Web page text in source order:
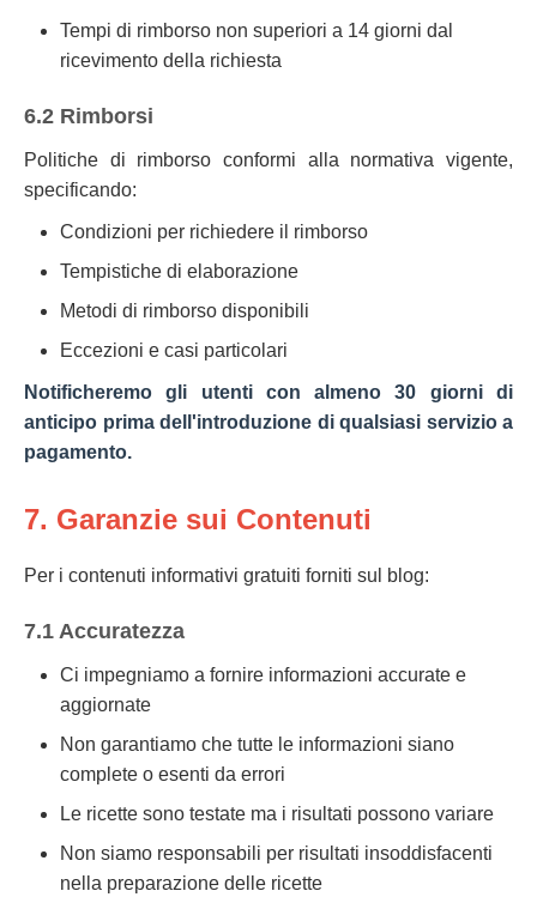
Tempi di rimborso non superiori a 14 giorni dal
ricevimento della richiesta
6.2 Rimborsi
Politiche di rimborso conformi alla normativa vigente,
specificando:
Condizioni per richiedere il rimborso
Tempistiche di elaborazione
Metodi di rimborso disponibili
Eccezioni e casi particolari
Notificheremo gli utenti con almeno 30 giorni di
anticipo prima dell'introduzione di qualsiasi servizio a
pagamento.
7. Garanzie sui Contenuti
Per i contenuti informativi gratuiti forniti sul blog:
7.1 Accuratezza
Ci impegniamo a fornire informazioni accurate e
aggiornate
Non garantiamo che tutte le informazioni siano
complete o esenti da errori
Le ricette sono testate ma i risultati possono variare
Non siamo responsabili per risultati insoddisfacenti
nella preparazione delle ricette